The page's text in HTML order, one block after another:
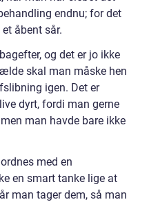
endnu; for det
åbent sår.
og det er jo ikke
skal man måske hen
igen. Det er
dyrt, fordi man gerne
man havde bare ikke
med en
en smart tanke lige at
man tager dem, så man